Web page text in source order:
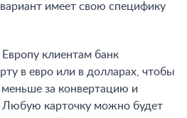
имеет свою специфику
Европу клиентам банк
в евро или в долларах, чтобы
за конвертацию и
Любую карточку можно будет